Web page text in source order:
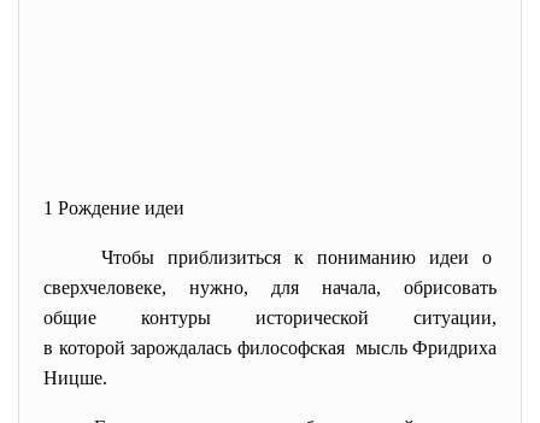
1 Рождение идеи
Чтобы приблизиться к пониманию идеи о
сверхчеловеке, нужно, для начала, обрисовать
общие контуры исторической ситуации,
в которой зарождалась философская мысль Фридриха
Ницше.